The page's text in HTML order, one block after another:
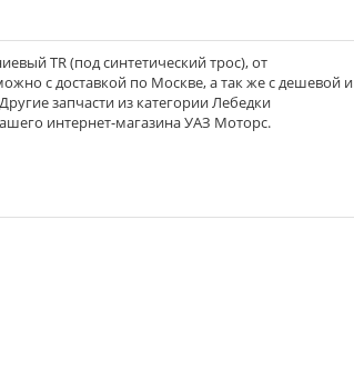
TR (под синтетический трос), от
с доставкой по Москве, а так же с дешевой и
запчасти из категории Лебедки
интернет-магазина УАЗ Моторс.